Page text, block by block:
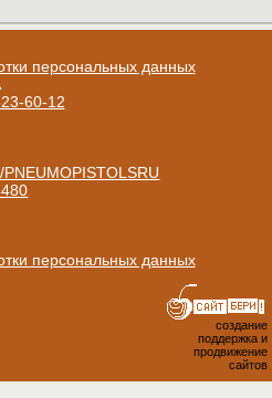
персональных данных
60-12
персональных данных
создание
поддержка и
продвижение
сайтов